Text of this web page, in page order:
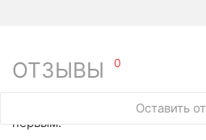
ОТЗЫВЫ 0
Оставить
У этого товара нет ни одного
первым.